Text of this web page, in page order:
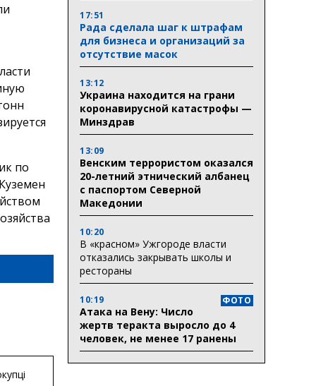
по
17:51
Рада сделала шаг к штрафам
для бизнеса и организаций за
отсутствие масок
13:12
Украина находится на грани
коронавирусной катастрофы —
Минздрав
13:09
Венским террористом оказался
20-летний этнический албанец
с паспортом Северной
Македонии
10:20
В «красном» Ужгороде власти
отказались закрывать школы и
рестораны
10:19 ФОТО
Атака на Вену: Число
жертв теракта выросло до 4
человек, не менее 17 ранены